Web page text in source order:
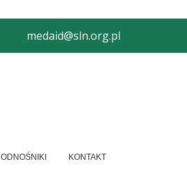
medaid@sln.org.pl
ODNOŚNIKI KONTAKT